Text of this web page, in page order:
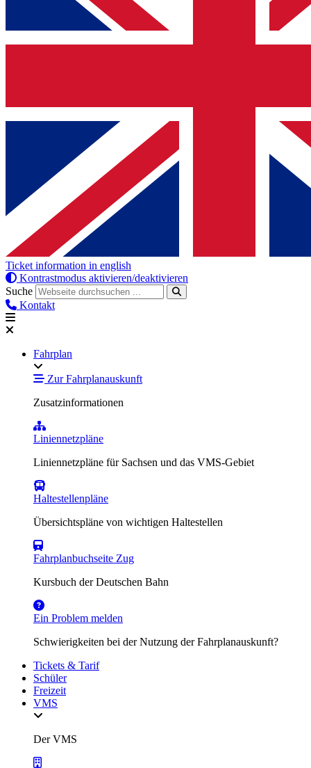
Ticket information in english
Kontrastmodus aktivieren/deaktivieren
Suche
Kontakt
Fahrplan
Zur Fahrplanauskunft
Zusatzinformationen
Liniennetzpläne
Liniennetzpläne für Sachsen und das VMS-Gebiet
Haltestellenpläne
Übersichtspläne von wichtigen Haltestellen
Fahrplanbuchseite Zug
Kursbuch der Deutschen Bahn
Ein Problem melden
Schwierigkeiten bei der Nutzung der Fahrplanauskunft?
Tickets & Tarif
Schüler
Freizeit
VMS
Der VMS